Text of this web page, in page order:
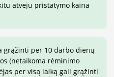
atveju pristatymo kaina
grąžinti per 10 darbo dienų
(netaikoma rėminimo
per visą laiką gali grąžinti